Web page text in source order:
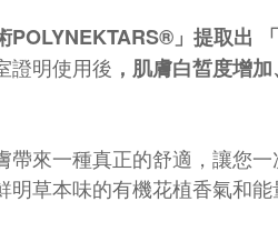
POLYNEKTARS® 」 提取出
「
證明使用後 ，肌膚白皙度增
帶來一種真正的舒適，讓您
明草本味的有機花植香氣和能